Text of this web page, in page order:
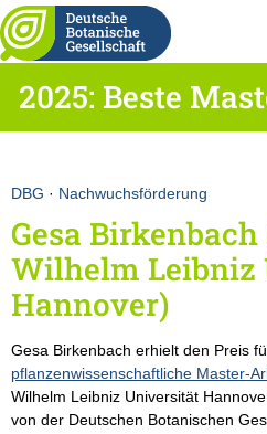
2025: Beste
DBG · Nachwuchsförderung
Gesa
Wilhelm
Hannover)
Gesa Birkenbach erhielt den Preis
pflanzenwissenschaftliche Master-
Wilhelm Leibniz Universität
von der Deutschen Botanischen